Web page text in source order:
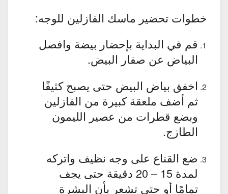
خطوات تحضير ماسك الفازلين للوجه:
قم في البداية بإحضار بيضة وافصل
البياض عن صفار البيض.
اخفق بياض البيض حتى يصبح كثيفًا
ثم أضف ملعقة كبيرة من الفازلين
وبضع قطرات من عصير الليمون
الطازج.
ضع القناع على وجه نظيف واتركه
لمدة 15 – 20 دقيقة حتى يجف
تمامًا أو حتى تشعر بأن البشرة